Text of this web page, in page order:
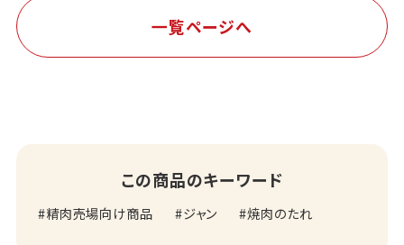
一覧ページへ
この商品のキーワード
精肉売場向け商品 ジャン 焼肉のたれ